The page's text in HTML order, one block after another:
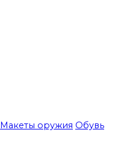
Макеты оружия Обувь